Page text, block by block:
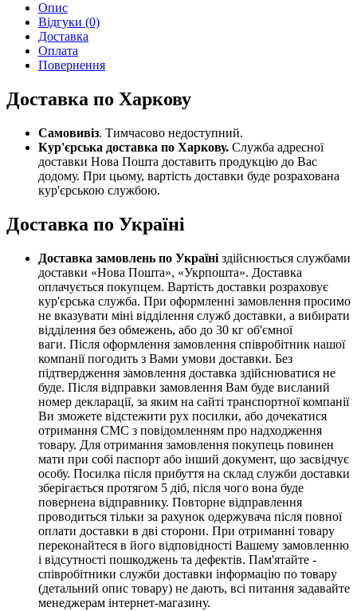
Опис
Відгуки (0)
Доставка
Оплата
Повернення
Доставка по Харкову
Самовивіз. Тимчасово недоступний.
Кур'єрська доставка по Харкову. Служба адресної
доставки Нова Пошта доставить продукцію до Вас
додому. При цьому, вартість доставки буде розрахована
кур'єрською службою.
Доставка по Україні
Доставка замовлень по Україні здійснюється службами
доставки «Нова Пошта», «Укрпошта». Доставка
оплачується покупцем. Вартість доставки розраховує
кур'єрська служба. При оформленні замовлення просимо
не вказувати міні відділення служб доставки, а вибирати
відділення без обмежень, або до 30 кг об'ємної
ваги. Після оформлення замовлення співробітник нашої
компанії погодить з Вами умови доставки. Без
підтвердження замовлення доставка здійснюватися не
буде. Після відправки замовлення Вам буде висланий
номер декларації, за яким на сайті транспортної компанії
Ви зможете відстежити рух посилки, або дочекатися
отримання СМС з повідомленням про надходження
товару. Для отримання замовлення покупець повинен
мати при собі паспорт або інший документ, що засвідчує
особу. Посилка після прибуття на склад служби доставки
зберігається протягом 5 діб, після чого вона буде
повернена відправнику. Повторне відправлення
проводиться тільки за рахунок одержувача після повної
оплати доставки в дві сторони. При отриманні товару
переконайтеся в його відповідності Вашему замовленню
і відсутності пошкоджень та дефектів. Пам'ятайте -
співробітники служби доставки інформацію по товару
(детальний опис товару) не дають, всі питання задавайте
менеджерам інтернет-магазину.